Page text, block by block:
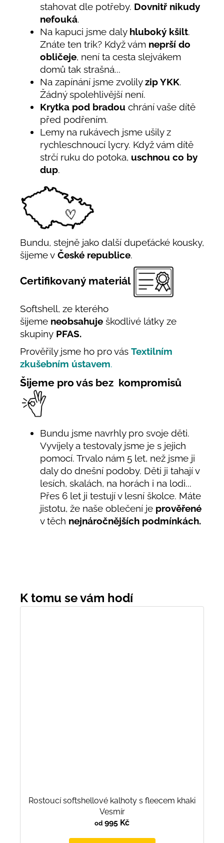
stahovat dle potřeby. Dovnitř nikudy
nefouká.
Na kapuci jsme daly hluboký kšilt.
Znáte ten trik? Když vám neprší do
obličeje, není ta cesta slejvákem
domů tak strašná...
Na zapínání jsme zvolilyzip YKK.
Žádný spolehlivější není.
Krytka pod bradou chrání vaše dítě
před podřením.
Lemy na rukávech jsme ušily z
rychleschnoucí lycry. Když vám dítě
strčí ruku do potoka, uschnou co by
dup.
Bundu, stejně jako další dupeťácké kousky,
šijeme v České republice.
Certifikovaný materiál
Softshell, ze kterého
šijeme neobsahuje škodlivé látky ze
skupiny PFAS.
Prověřily jsme ho pro vás Textilním
zkušebním ústavem.
Šijeme pro vás bez kompromisů
Bundu jsme navrhly pro svoje děti.
Vyvíjely a testovaly jsme je s jejich
pomocí. Trvalo nám 5 let, než jsme ji
daly do dnešní podoby. Děti ji tahají v
lesích, skalách, na horách i na lodi...
Přes 6 let ji testují v lesní školce. Máte
jistotu, že naše oblečení je prověřené
v těch nejnáročnějších podmínkách.
Rostoucí softshellové kalhoty s fleecem khaki
Vesmír
od 995 Kč